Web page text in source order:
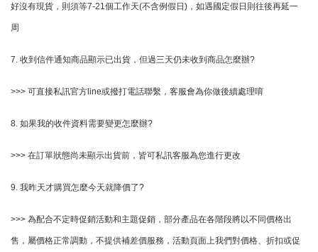
好沒有現貨，則須等7-21個工作天(不含例假日)，如遇國定假日則往後再延一
周
7. 收到信件通知商品顯示已出貨，但過三天仍未收到商品怎麼辦?
>>> 可直接私訊官方line或撥打電話聯繫，客服會為你做後續處理唷
8. 如果我的收件資料需要變更怎麼辦?
>>> 在訂單狀態尚未顯示出貨前，皆可私訊客服為您進行更改
9. 我昨天才購買怎麼今天就降價了?
>>> 為配合不定時促銷活動和主題促銷，部分產品在各階段將以不同價格出
售，屬價格正常調動，不提供補差價服務，活動頁面上我們對價格、折扣或促